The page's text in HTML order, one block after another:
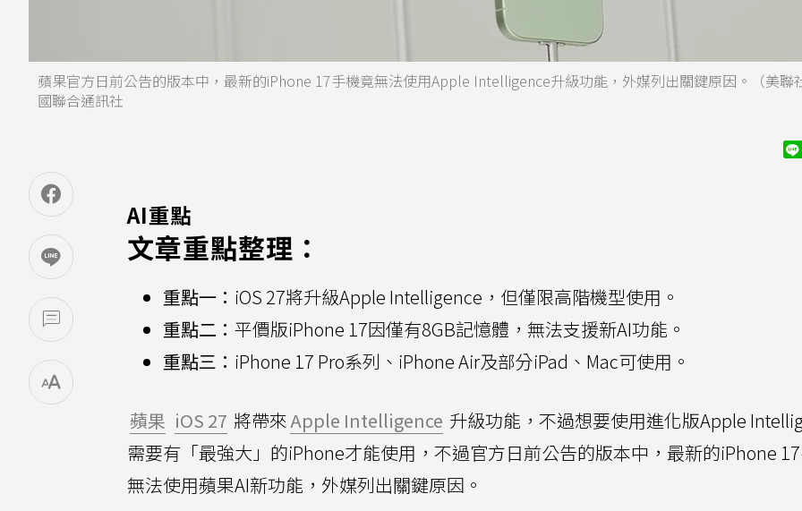
蘋果官方日前公告的版本中，最新的iPhone 17手機竟無法使用Apple Intelligence升級功能，外媒列出關鍵原因。（美聯
國聯合通訊社
AI重點
文章重點整理：
重點一： iOS 27將升級Apple Intelligence，但僅限高階機型使用。
重點二： 平價版iPhone 17因僅有8GB記憶體，無法支援新AI功能。
重點三： iPhone 17 Pro系列、iPhone Air及部分iPad、Mac可使用。
蘋果 iOS 27 將帶來Apple Intelligence 升級功能，不過想要使用進化版Apple
需要有「最強大」的iPhone才能使用，不過官方日前公告的版本中，最新的iPhone
無法使用蘋果AI新功能，外媒列出關鍵原因。